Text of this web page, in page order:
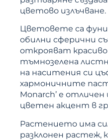
цветово излъчване.
Цветовете са
обилни сферични
открояват красиво
тъмнозелена
на наситения си
хармоничните
Monarch’ е
цветен акцент в
Растението има
разклонен растеж,